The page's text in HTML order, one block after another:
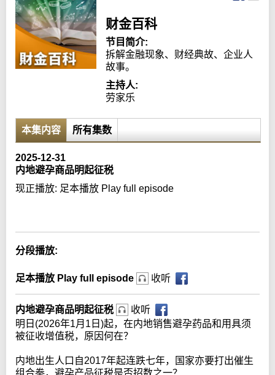
财金百科
节目简介:
拆解金融现象、财经典故、企业人
故事。
主持人:
劳家乐
本集内容 所有集数
2025-12-31
内地避孕商品明起征税
现正播放: 足本播放 Play full episode
分段播放:
足本播放 Play full episode 收听
内地避孕商品明起征税
收听
明日(2026年1月1日)起，在内地销售避孕药品和用具须
被征收增值税，原因何在？
内地出生人口自2017年起连跌七年，国家亦要打出催生